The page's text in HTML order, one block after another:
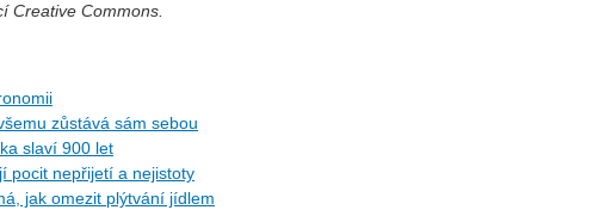
Creative Commons.
zůstává sám sebou
slaví 900 let
pocit nepřijetí a nejistoty
jak omezit plýtvání jídlem